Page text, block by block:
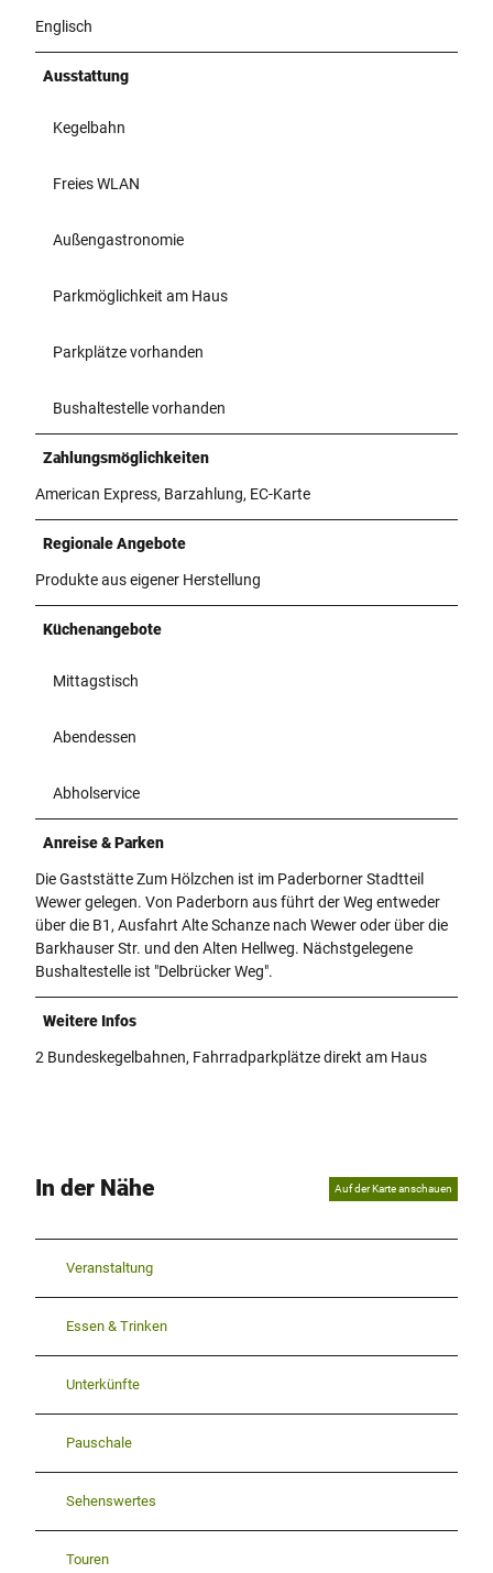
Englisch
Ausstattung
Kegelbahn
Freies WLAN
Außengastronomie
Parkmöglichkeit am Haus
Parkplätze vorhanden
Bushaltestelle vorhanden
Zahlungsmöglichkeiten
American Express, Barzahlung, EC-Karte
Regionale Angebote
Produkte aus eigener Herstellung
Küchenangebote
Mittagstisch
Abendessen
Abholservice
Anreise & Parken
Die Gaststätte Zum Hölzchen ist im Paderborner Stadtteil
Wewer gelegen. Von Paderborn aus führt der Weg entweder
über die B1, Ausfahrt Alte Schanze nach Wewer oder über die
Barkhauser Str. und den Alten Hellweg. Nächstgelegene
Bushaltestelle ist "Delbrücker Weg".
Weitere Infos
2 Bundeskegelbahnen, Fahrradparkplätze direkt am Haus
In der Nähe Auf der Karte anschauen
Veranstaltung
Essen & Trinken
Unterkünfte
Pauschale
Sehenswertes
Touren